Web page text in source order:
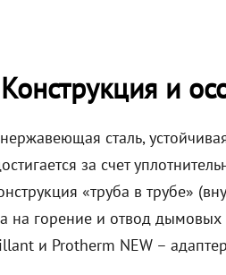
Конструкция и
сталь,
за счет
«труба в трубе»
на горение и отвод
и Protherm NEW –